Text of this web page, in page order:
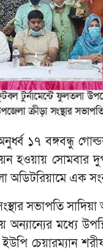
১৭ বঙ্গবন্ধু
হওয়ায় সোমবার
অডিটরিয়ামে এক
সভাপতি
অন্যান্যের মধ্যে
চেয়ারম্যান